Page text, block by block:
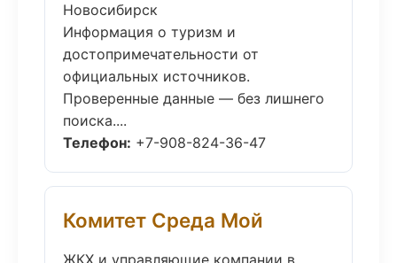
Новосибирск
Информация о туризм и
достопримечательности от
официальных источников.
Проверенные данные — без лишнего
поиска....
Телефон: +7-908-824-36-47
Комитет Среда Мой
ЖКХ и управляющие компании в